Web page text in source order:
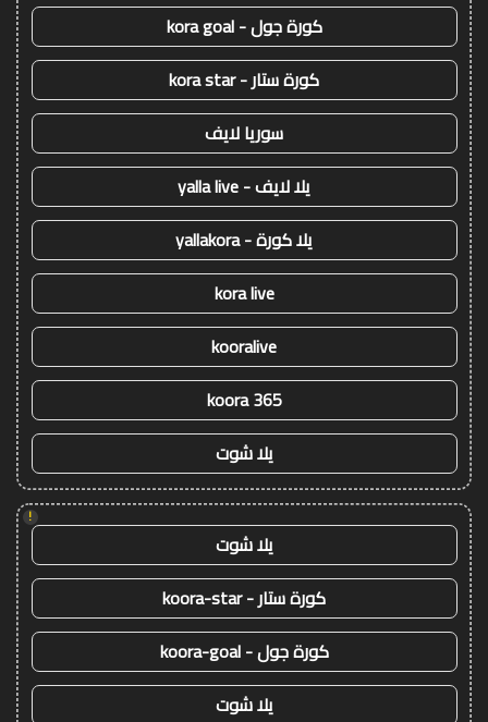
كورة جول - kora goal
كورة ستار - kora star
سوريا لايف
يلا لايف - yalla live
يلا كورة - yallakora
kora live
kooralive
koora 365
يلا شوت
!
يلا شوت
كورة ستار - koora-star
كورة جول - koora-goal
يلا شوت